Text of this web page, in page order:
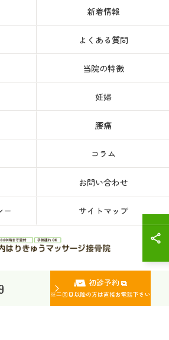
初診予約
※二回目以降の方は直接お電話下さい
新着情報
よくある質問
当院の特徴
妊婦
腰痛
コラム
お問い合わせ
ー サイトマップ
の接骨院なら庄内はりきゅうマッサージ接骨院 ALL
RIGHTS RESERVED.